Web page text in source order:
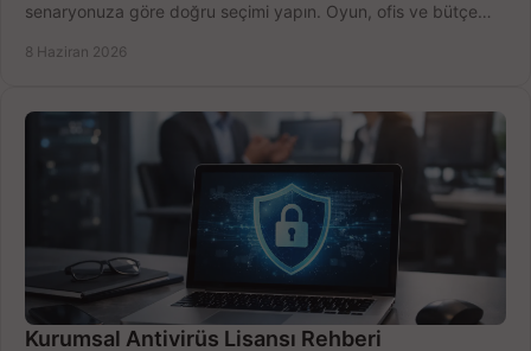
senaryonuza göre doğru seçimi yapın. Oyun, ofis ve bütçe
8 Haziran 2026
Kurumsal Antivirüs Lisansı Rehberi